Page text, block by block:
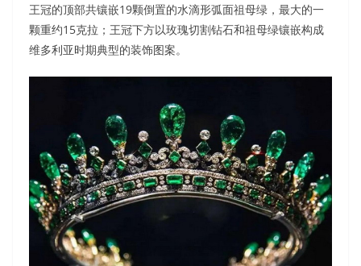
王冠的顶部共镶嵌19颗倒置的水滴形弧面祖母绿，最大的一
颗重约15克拉；王冠下方以玫瑰切割钻石和祖母绿镶嵌构成
维多利亚时期典型的装饰图案。